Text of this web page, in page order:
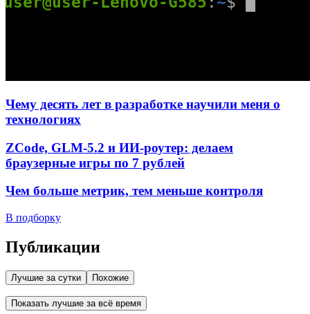
Чему десять лет в разработке научили меня о
технологиях
ZCode, GLM-5.2 и ИИ-роутер: делаем
браузерные игры по 7 рублей
Чем больше метрик, тем меньше контроля
В подборку
Публикации
Лучшие за сутки Похожие
Показать лучшие за всё время